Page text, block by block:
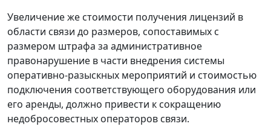
Увеличение же стоимости получения лицензий в
области связи до размеров, сопоставимых с
размером штрафа за административное
правонарушение в части внедрения системы
оперативно-разыскных мероприятий и стоимостью
подключения соответствующего оборудования или
его аренды, должно привести к сокращению
недобросовестных операторов связи.